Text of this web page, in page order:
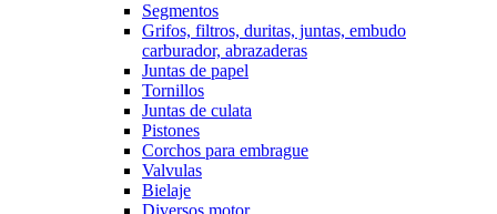
Segmentos
Grifos, filtros, duritas, juntas, embudo
carburador, abrazaderas
Juntas de papel
Tornillos
Juntas de culata
Pistones
Corchos para embrague
Valvulas
Bielaje
Diversos motor